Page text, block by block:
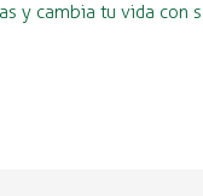
y cambia tu vida con